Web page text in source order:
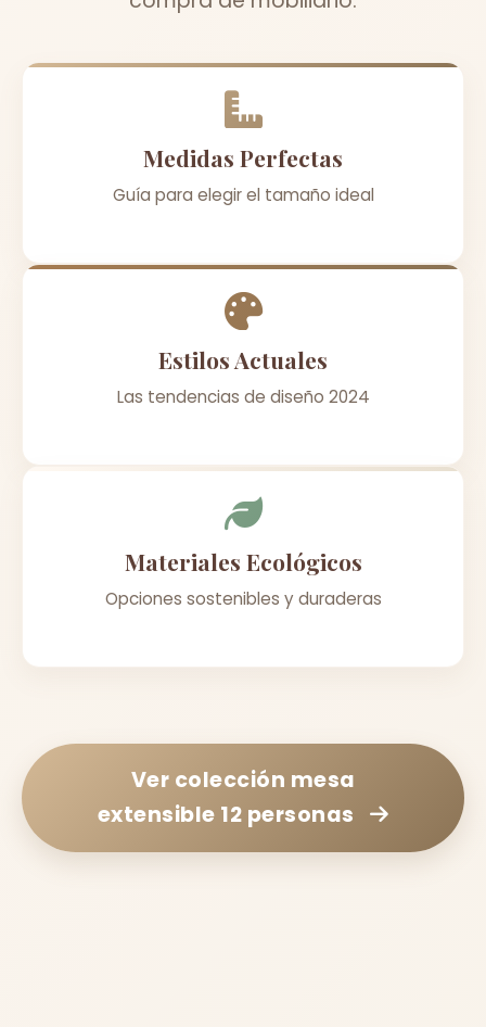
Medidas Perfectas
Guía para elegir el tamaño ideal
Estilos Actuales
Las tendencias de diseño 2024
Materiales Ecológicos
Opciones sostenibles y duraderas
Ver colección mesa
extensible 12 personas